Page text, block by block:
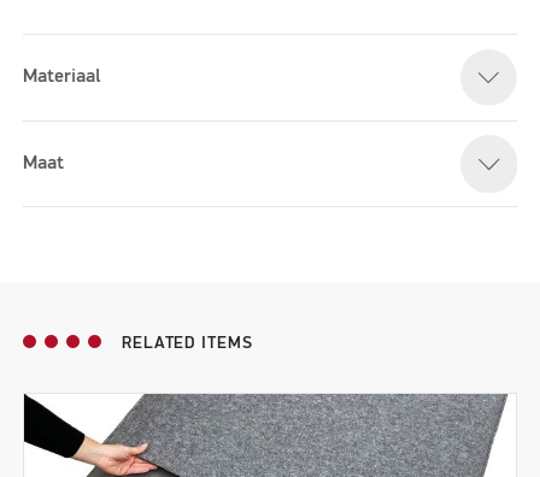
Please accept marketing cookies to watch this video
Materiaal
Maat
RELATED ITEMS